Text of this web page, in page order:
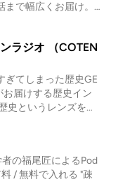
で幅広くお届け。
751EzuNXjpgP2i5
A #163
と思っている人の話
1WgeglhRT5
たより宛
コミュニティ http
その他、番組へのお
ラジオ （COTEN
ぎてしまった歴史GE
届けする歴史イン
☆ジャパン
の福尾匠によるPod